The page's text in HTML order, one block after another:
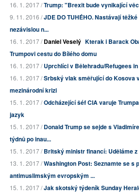
16. 1. 2017 /Trump: "Brexit bude vynikající
9. 11. 2016 /JDE DO TUHÉHO. Nastávají
nezávislou n...
16. 1. 2017 /Daniel Veselý Kterak i Barack
Trumpovi cestu do Bílého domu
16. 1. 2017 /Uprchlíci v Bělehradu/Refugees
16. 1. 2017 /Srbský vlak směřující do Kosova
mezinárodní krizi
15. 1. 2017 /Odcházející šéf CIA varuje
jazyk
15. 1. 2017 /Donald Trump se sejde s
týdnů po inau...
15. 1. 2017 /Britský ministr financí: Uděláme
13. 1. 2017 /Washington Post: Seznamte se s
antimuslimským evropským ...
15. 1. 2017 /Jak skotský týdeník Sunday